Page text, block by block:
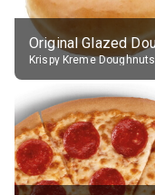
Krispy Kreme Doughnuts